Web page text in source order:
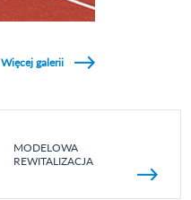
Więcej galerii
MODELOWA
REWITALIZACJA